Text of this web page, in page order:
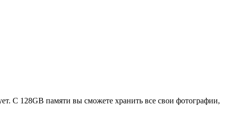
С 128GB памяти вы сможете хранить все свои фотографии,